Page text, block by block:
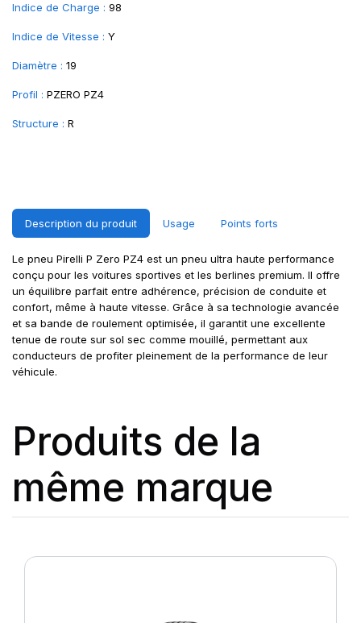
Indice de Charge : 98
Indice de Vitesse : Y
Diamètre : 19
Profil : PZERO PZ4
Structure : R
Description du produit Usage Points forts
Le pneu Pirelli P Zero PZ4 est un pneu ultra haute performance
conçu pour les voitures sportives et les berlines premium. Il offre
un équilibre parfait entre adhérence, précision de conduite et
confort, même à haute vitesse. Grâce à sa technologie avancée
et sa bande de roulement optimisée, il garantit une excellente
tenue de route sur sol sec comme mouillé, permettant aux
conducteurs de profiter pleinement de la performance de leur
véhicule.
Produits de la
même marque